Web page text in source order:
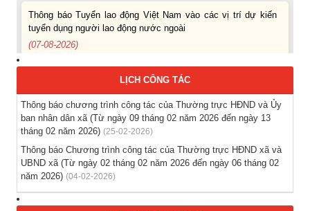
tuyển dụng người lao động nước ngoài
Thông báo các khóa đào tạo năm học 2026-2027
Thông báo hỗ trợ tư vấn, tuyển dụng lao động đi làm việc
trong tỉnh
(03-08-2026)
Thông báo hỗ trợ tư vấn, tuyển dụng lao động đi làm việc ở
nước ngoài theo hợp đồng
LỊCH CÔNG TÁC
Thông báo chương trình công tác của Thường trực HĐND và Ủy
ban nhân dân xã (Từ ngày 09 tháng 02 năm 2026 đến ngày 13
tháng 02 năm 2026) (25-02-2026)
Thông báo Chương trình công tác của Thường trực HĐND xã và
UBND xã (Từ ngày 02 tháng 02 năm 2026 đến ngày 06 tháng 02
năm 2026) (04-02-2026)